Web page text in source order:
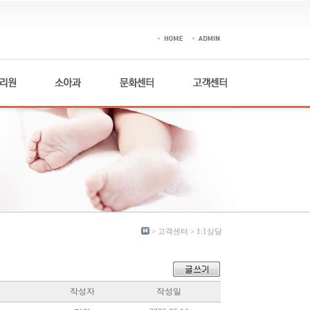
> 고객센터 > 1:1상담
작성자 작성일